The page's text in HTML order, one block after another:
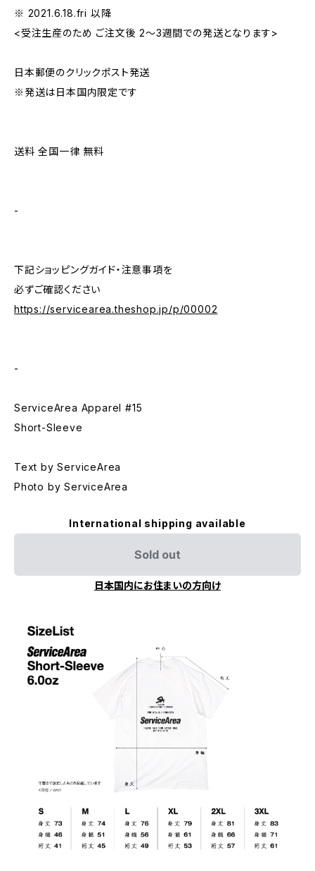
※ 2021.6.18.fri 以降
<受注生産のため ご注文後 2〜3週間での発送となります>
日本郵便のクリックポスト発送
※発送は日本国内限定です
送料 全国一律 無料
-
下記ショッピングガイド・注意事項を
必ずご確認ください
https://servicearea.theshop.jp/p/00002
-
ServiceArea Apparel #15
Short-Sleeve
Text by ServiceArea
Photo by ServiceArea
International shipping available
Sold out
日本国内にお住まいの方向け